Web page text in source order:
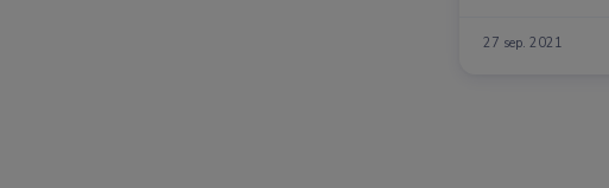
27 sep. 2021